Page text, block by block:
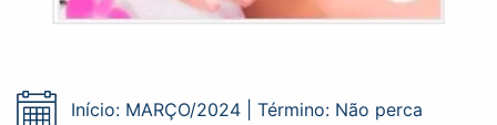
Início: MARÇO/2024 | Término: Não perca